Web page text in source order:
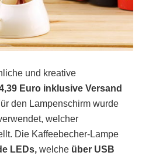
und kreative
Euro inklusive Versand
den Lampenschirm wurde
welcher
Die Kaffeebecher-Lampe
LEDs, welche über USB